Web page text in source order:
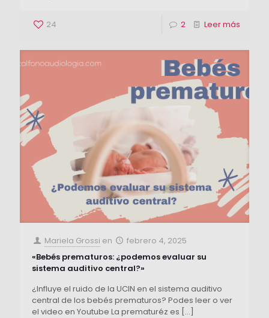
24 2 Leer más
Mariela Grossi en
febrero 4, 2025
«Bebés prematuros: ¿podemos evaluar su
sistema auditivo central?»
¿Influye el ruido de la UCIN en el sistema auditivo
central de los bebés prematuros? Podes leer o ver
el video en Youtube La prematuréz es […]